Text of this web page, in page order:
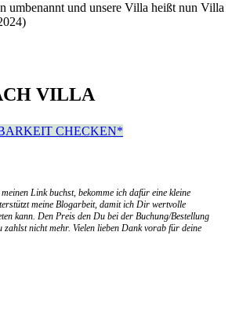
umbenannt und unsere Villa heißt nun Villa
VILLA
CHECKEN*
Link buchst, bekomme ich dafür eine kleine
meine Blogarbeit, damit ich Dir wertvolle
kann. Den Preis den Du bei der Buchung/Bestellung
nicht mehr. Vielen lieben Dank vorab für deine